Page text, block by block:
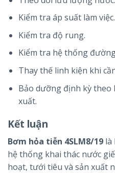
Kiểm tra áp suất làm việc.
Kiểm tra độ rung.
Kiểm tra hệ thống
Thay thế linh kiện khi
Bảo dưỡng định kỳ theo
xuất.
Kết luận
Bơm hỏa tiễn 4SLM8/19 là
hệ thống khai thác nước
hoạt, tưới tiêu và sản xuất